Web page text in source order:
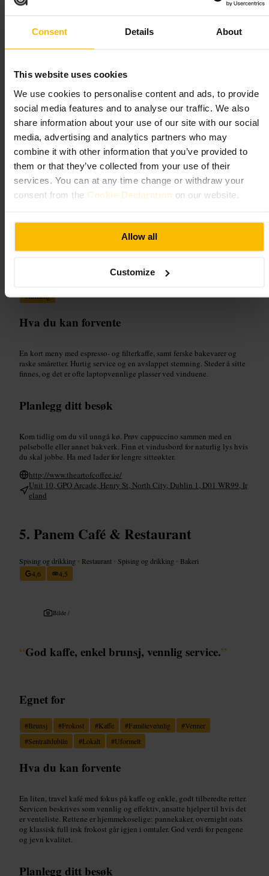
Consent Details About
This website uses cookies
We use cookies to personalise content and ads, to provide
social media features and to analyse our traffic. We also
share information about your use of our site with our social
media, advertising and analytics partners who may
combine it with other information that you’ve provided to
them or that they’ve collected from your use of their
services. You can at any time change or withdraw your
consent from the Cookie Declaration on our website.
Allow all
Customize
for store grupper.
465 N Circular Rd, Phibsborough, Dublin, D07 TPR3, Ireland
The Art of Coffee
Kafeer, kaffe- og tesalonger
4,5
3,9
Bilde / The Art of Coffee ☕️
Egnet for
#Rimelig
Hva du kan forvente
En kort meny med espresso- og filterkaffe, samt ferske bakevarer og
raske småretter. Hurtig service og en avslappet stemning. Steder å sitte
finnes, og det er ofte laptopvennlige plasser ved vinduene.
Planlegg ditt besøk
Kom tidlig om du vil unngå kø. Prøv cappuccino sammen med en
pølsebolle eller annet bakverk. Finn et vindusbord for naturlig lys hvis
du skal jobbe. Ha med lader for lengre sitteøkter.
http://www.theartofcoffee.ie/
Unit 10, GPO Arcade, Henry St, North City, Dublin 1, D01 WR99, Ir
eland
Panem Café & Restaurant
Spising og drikking • Restaurant • Spising og drikking • Bakeri
4,6
4,5
Bilde /
“God kaffe, enkel brunsj, vennlig service.”
Egnet for
#Brunsj #Frokost #Kaffe #Familievennlig #Venner
#Sentraltdublin #Lokalt #Uformelt
Hva du kan forvente
En liten, travel kafé med fokus på kaffe og enkle, godt tilberedte retter.
Servicen beskrives som vennlig og effektiv, ansatte hjelper til hvis det
er venteliste. Rettene er hjemmekoselige: pannekaker, overnight oats
og klassisk full irsk frokost går igjen i omtaler. God verdi for pengene
og jevn kvalitet.
Planlegg ditt besøk